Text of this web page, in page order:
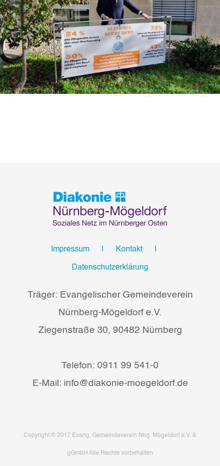
Impressum Kontakt
Datenschutzerklärung
Träger: Evangelischer Gemeindeverein
Nürnberg-Mögeldorf e.V.
Ziegenstraße 30, 90482 Nürnberg
Telefon: 0911 99 541-0
E-Mail: info@diakonie-moegeldorf.de
Copyright © 2017 Evang. Gemeindeverein Nbg. Mögeldorf e.V. &
gGmbH Alle Rechte vorbehalten